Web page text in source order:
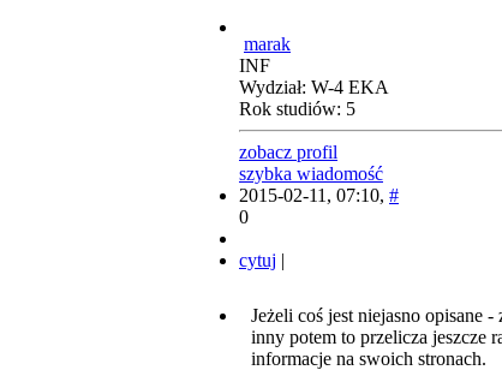
marak
INF
Wydział: W-4 EKA
Rok studiów: 5
zobacz profil
szybka wiadomość
2015-02-11, 07:10, #
0
cytuj |
Jeżeli coś jest niejasno opisane
inny potem to przelicza jeszcze
informacje na swoich stronach.